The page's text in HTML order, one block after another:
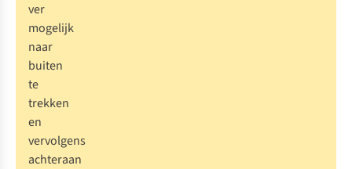
ver
mogelijk
naar
buiten
te
trekken
en
vervolgens
achteraan